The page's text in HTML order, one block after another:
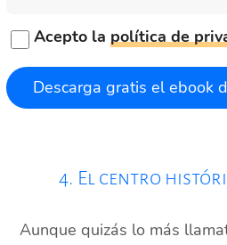
Acepto la política de
4. El centro
Aunque quizás lo más